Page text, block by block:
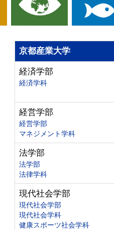
京都産業大学
経済学部
経済学科
経営学部
経営学部
マネジメント学科
法学部
法学部
法律学科
現代社会学部
現代社会学部
現代社会学科
健康スポーツ社会学科